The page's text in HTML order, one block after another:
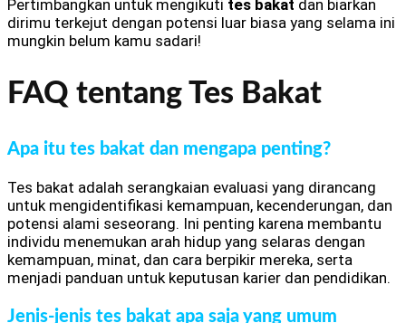
Pertimbangkan untuk mengikuti tes bakat dan biarkan
dirimu terkejut dengan potensi luar biasa yang selama ini
mungkin belum kamu sadari!
FAQ tentang Tes Bakat
Apa itu tes bakat dan mengapa penting?
Tes bakat adalah serangkaian evaluasi yang dirancang
untuk mengidentifikasi kemampuan, kecenderungan, dan
potensi alami seseorang. Ini penting karena membantu
individu menemukan arah hidup yang selaras dengan
kemampuan, minat, dan cara berpikir mereka, serta
menjadi panduan untuk keputusan karier dan pendidikan.
Jenis-jenis tes bakat apa saja yang umum